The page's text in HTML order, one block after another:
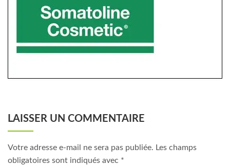
LAISSER UN COMMENTAIRE
Votre adresse e-mail ne sera pas publiée. Les champs
obligatoires sont indiqués avec *